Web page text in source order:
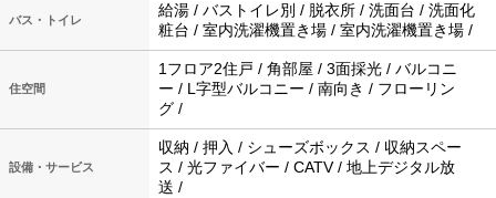
バス・トイレ
給湯 / バストイレ別 / 脱衣所 / 洗面台 / 洗面化
粧台 / 室内洗濯機置き場 / 室内洗濯機置き場 /
住空間
1フロア2住戸 / 角部屋 / 3面採光 / バルコニ
ー / L字型バルコニー / 南向き / フローリン
グ /
設備・サービス
収納 / 押入 / シューズボックス / 収納スペー
ス / 光ファイバー / CATV / 地上デジタル放
送 /